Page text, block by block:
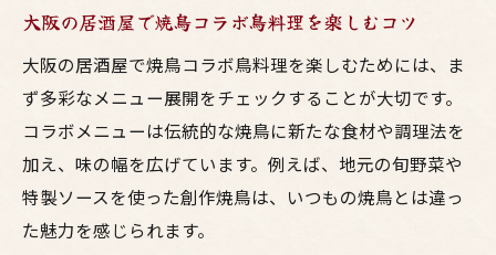
大阪の居酒屋で焼鳥コラボ鳥料理を楽しむコツ
大阪の居酒屋で焼鳥コラボ鳥料理を楽しむためには、ま
ず多彩なメニュー展開をチェックすることが大切です。
コラボメニューは伝統的な焼鳥に新たな食材や調理法を
加え、味の幅を広げています。例えば、地元の旬野菜や
特製ソースを使った創作焼鳥は、いつもの焼鳥とは違っ
た魅力を感じられます。